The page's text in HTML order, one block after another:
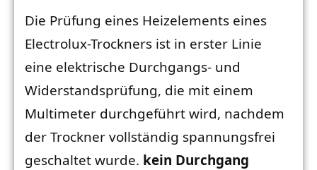
Die Prüfung eines Heizelements eines
Electrolux-Trockners ist in erster Linie
eine elektrische Durchgangs- und
Widerstandsprüfung, die mit einem
Multimeter durchgeführt wird, nachdem
der Trockner vollständig spannungsfrei
geschaltet wurde. kein Durchgang